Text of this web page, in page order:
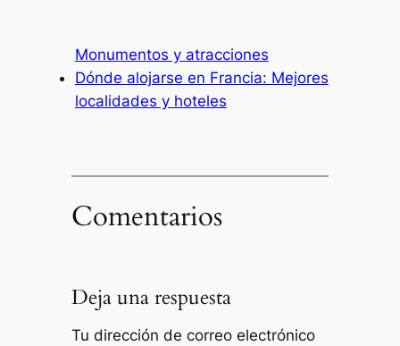
Monumentos y atracciones
Dónde alojarse en Francia: Mejores
localidades y hoteles
Comentarios
Deja una respuesta
Tu dirección de correo electrónico